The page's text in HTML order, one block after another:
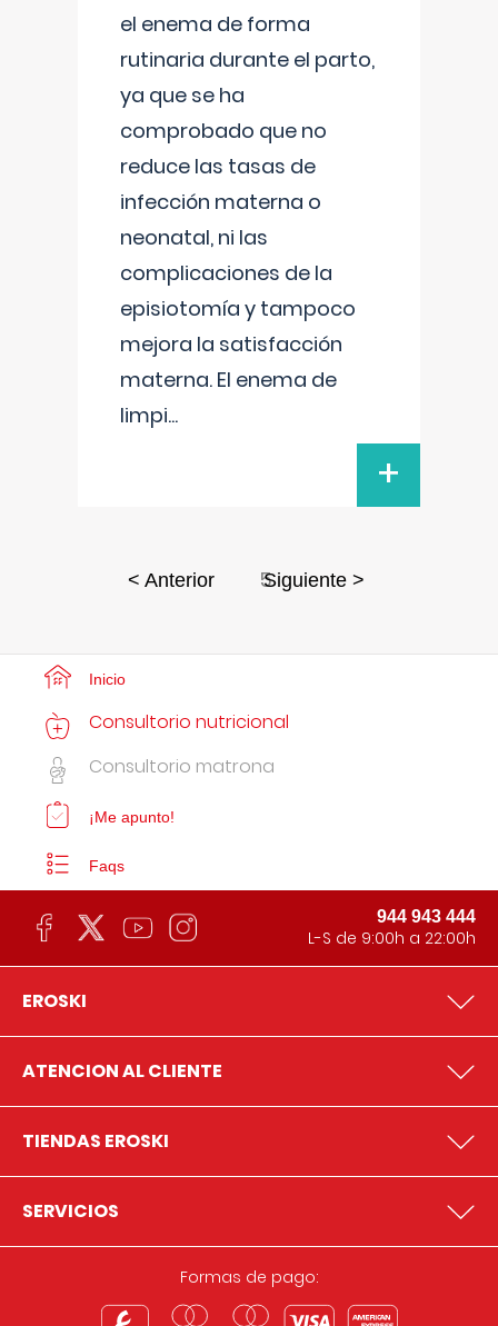
el enema de forma
rutinaria durante el parto,
ya que se ha
comprobado que no
reduce las tasas de
infección materna o
neonatal, ni las
complicaciones de la
episiotomía y tampoco
mejora la satisfacción
materna. El enema de
limpi...
+
< Anterior 5
Siguiente >
Inicio
Consultorio nutricional
Consultorio matrona
¡Me apunto!
Faqs
944 943 444
L-S de 9:00h a 22:00h
EROSKI
ATENCION AL CLIENTE
TIENDAS EROSKI
SERVICIOS
Formas de pago: